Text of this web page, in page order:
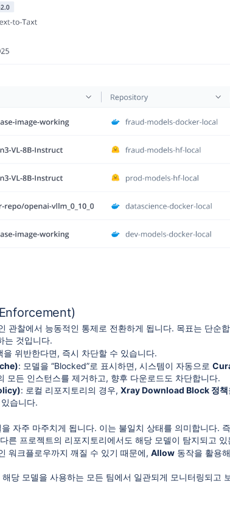
관찰에서 능동적인 통제로 전환하게 됩니다. 목표는 단순
는 것입니다.
위반한다면, 즉시 차단할 수 있습니다.
: 모델을 “Blocked”로 표시하면, 시스템이 자동으로
모든 인스턴스를 제거하고, 향후 다운로드도 차단합니다.
: 로컬 리포지토리의 경우, Xray Download Block 정책
습니다.
자주 마주치게 됩니다. 이는 불일치 상태를 의미합니다.
른 프로젝트의 리포지토리에서도 해당 모델이 탐지되고 있
워크플로우까지 깨질 수 있기 때문에, Allow 동작을 활용
당 모델을 사용하는 모든 팀에서 일관되게 모니터링되고